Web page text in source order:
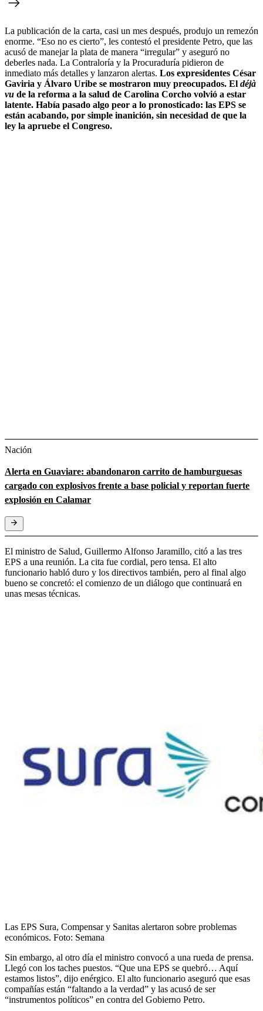
La publicación de la carta, casi un mes después, produjo un remezón
enorme. “Eso no es cierto”, les contestó el presidente Petro, que las
acusó de manejar la plata de manera “irregular” y aseguró no
deberles nada. La Contraloría y la Procuraduría pidieron de
inmediato más detalles y lanzaron alertas. Los expresidentes César
Gaviria y Álvaro Uribe se mostraron muy preocupados. El déjà
vu de la reforma a la salud de Carolina Corcho volvió a estar
latente. Había pasado algo peor a lo pronosticado: las EPS se
están acabando, por simple inanición, sin necesidad de que la
ley la apruebe el Congreso.
Nación
Alerta en Guaviare: abandonaron carrito de hamburguesas
cargado con explosivos frente a base policial y reportan fuerte
explosión en Calamar
El ministro de Salud, Guillermo Alfonso Jaramillo, citó a las tres
EPS a una reunión. La cita fue cordial, pero tensa. El alto
funcionario habló duro y los directivos también, pero al final algo
bueno se concretó: el comienzo de un diálogo que continuará en
unas mesas técnicas.
Las EPS Sura, Compensar y Sanitas alertaron sobre problemas
económicos. Foto: Semana
Sin embargo, al otro día el ministro convocó a una rueda de prensa.
Llegó con los taches puestos. “Que una EPS se quebró… Aquí
estamos listos”, dijo enérgico. El alto funcionario aseguró que esas
compañías están “faltando a la verdad” y las acusó de ser
“instrumentos políticos” en contra del Gobierno Petro.